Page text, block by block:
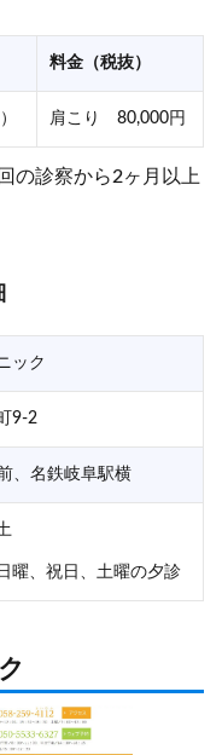
料金（税抜）
肩こり 80,000円
の診察から2ヶ月以上
ック
9-2
、名鉄岐阜駅横
曜、祝日、土曜の夕診